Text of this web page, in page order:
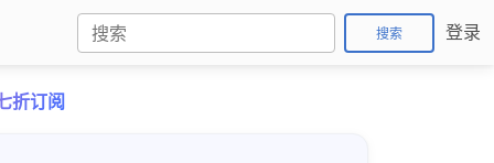
搜索 登录
折订阅